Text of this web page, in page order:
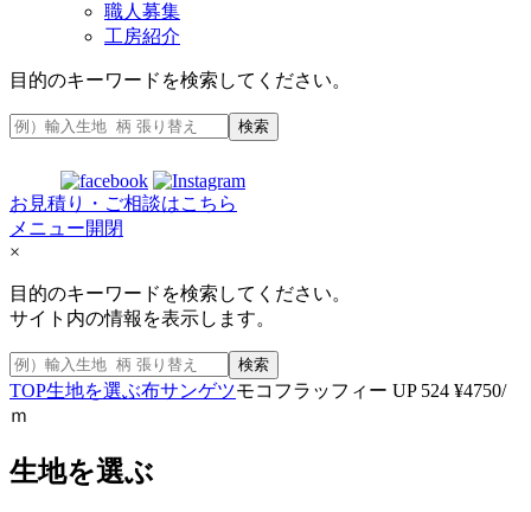
職人募集
工房紹介
目的のキーワードを検索してください。
検索
お見積り・ご相談はこちら
メニュー開閉
×
目的のキーワードを検索してください。
サイト内の情報を表示します。
検索
TOP生地を選ぶ布サンゲツモコフラッフィー UP 524 ¥4750/
ｍ
生地を選ぶ